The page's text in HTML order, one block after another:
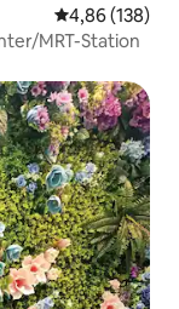
4,86 (138)
MRT-Station